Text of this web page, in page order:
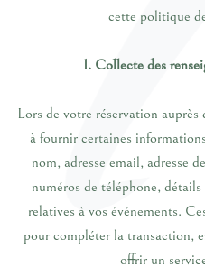
cette politique
1. Collecte des
Lors de votre réservation
à fournir certaines
nom, adresse email, adresse
numéros de téléphone,
relatives à vos événements.
pour compléter la transaction,
offrir un